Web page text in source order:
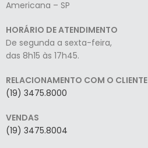
Americana – SP
HORÁRIO DE ATENDIMENTO
De segunda a sexta-feira,
das 8h15 às 17h45.
RELACIONAMENTO COM O CLIENTE
(19) 3475.8000
VENDAS
(19) 3475.8004